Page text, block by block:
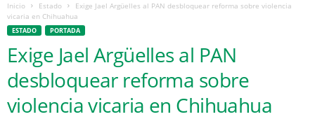
Inicio Estado
Exige Jael Argüelles al PAN desbloquear reforma sobre violencia
vicaria en Chihuahua
ESTADO PORTADA
Exige Jael Argüelles al PAN
desbloquear reforma sobre
violencia vicaria en Chihuahua